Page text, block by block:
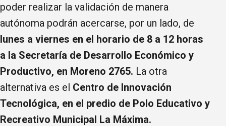
poder realizar la validación de manera
autónoma podrán acercarse, por un lado, de
lunes a viernes en el horario de 8 a 12 horas
a la Secretaría de Desarrollo Económico y
Productivo, en Moreno 2765. La otra
alternativa es el Centro de Innovación
Tecnológica, en el predio de Polo Educativo y
Recreativo Municipal La Máxima.